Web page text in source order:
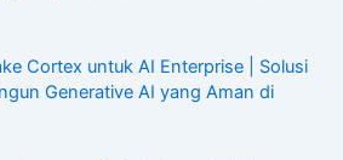
Cortex untuk AI Enterprise | Solusi
Generative AI yang Aman di